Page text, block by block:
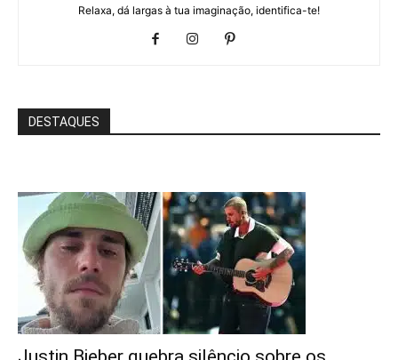
Relaxa, dá largas à tua imaginação, identifica-te!
DESTAQUES